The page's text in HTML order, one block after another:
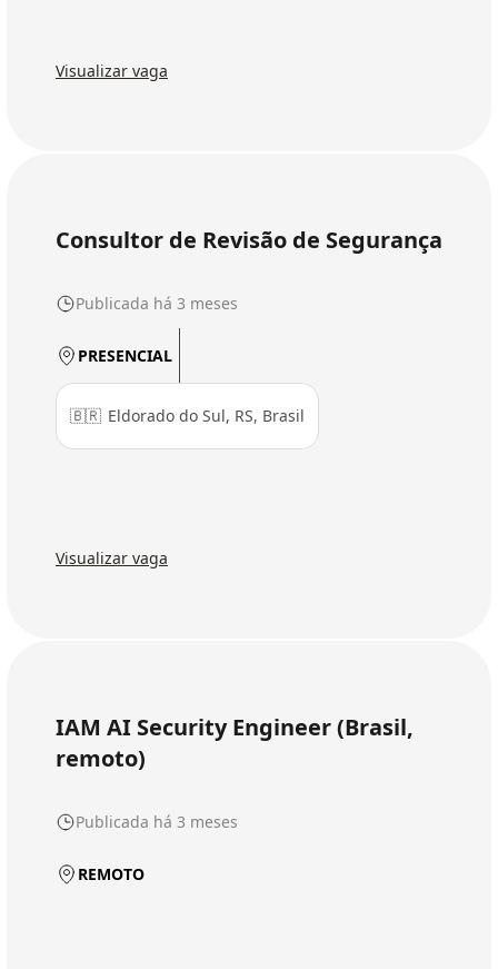
Visualizar vaga
Consultor de Revisão de Segurança
Publicada há 3 meses
PRESENCIAL
🇧🇷 Eldorado do Sul, RS, Brasil
Visualizar vaga
IAM AI Security Engineer (Brasil,
remoto)
Publicada há 3 meses
REMOTO